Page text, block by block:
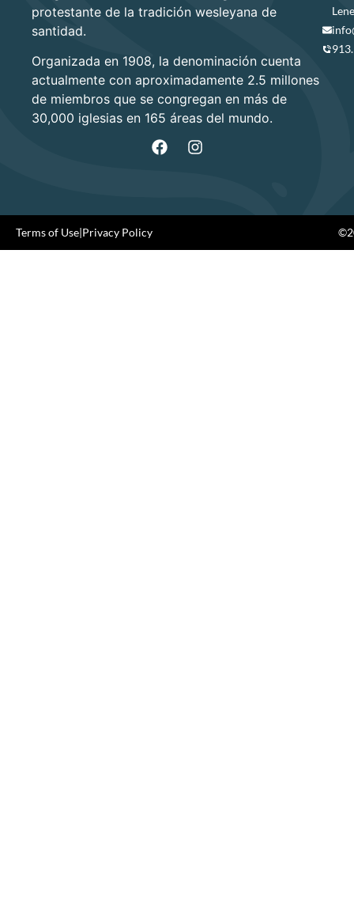
protestante de la tradición wesleyana de
santidad.
Organizada en 1908, la denominación cuenta
actualmente con aproximadamente 2.5 millones
de miembros que se congregan en más de
30,000 iglesias en 165 áreas del mundo.
Terms of Use|Privacy Policy